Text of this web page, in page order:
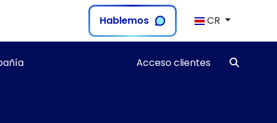
Hablemos CR
Acceso clientes